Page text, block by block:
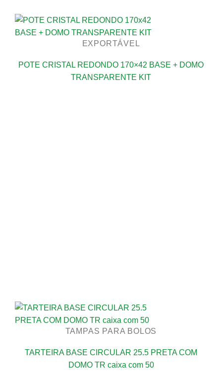
EXPORTÁVEL
POTE CRISTAL REDONDO 170×42 BASE + DOMO
TRANSPARENTE KIT
TAMPAS PARA BOLOS
TARTEIRA BASE CIRCULAR 25.5 PRETA COM
DOMO TR caixa com 50